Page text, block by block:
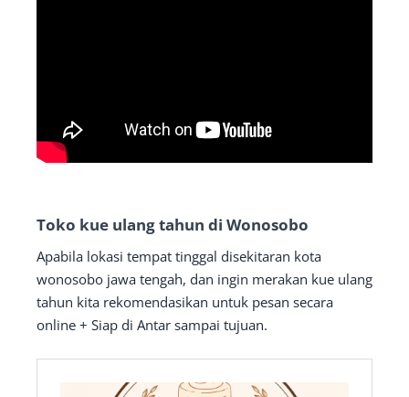
Toko kue ulang tahun di Wonosobo
Apabila lokasi tempat tinggal disekitaran kota
wonosobo jawa tengah, dan ingin merakan kue ulang
tahun kita rekomendasikan untuk pesan secara
online + Siap di Antar sampai tujuan.